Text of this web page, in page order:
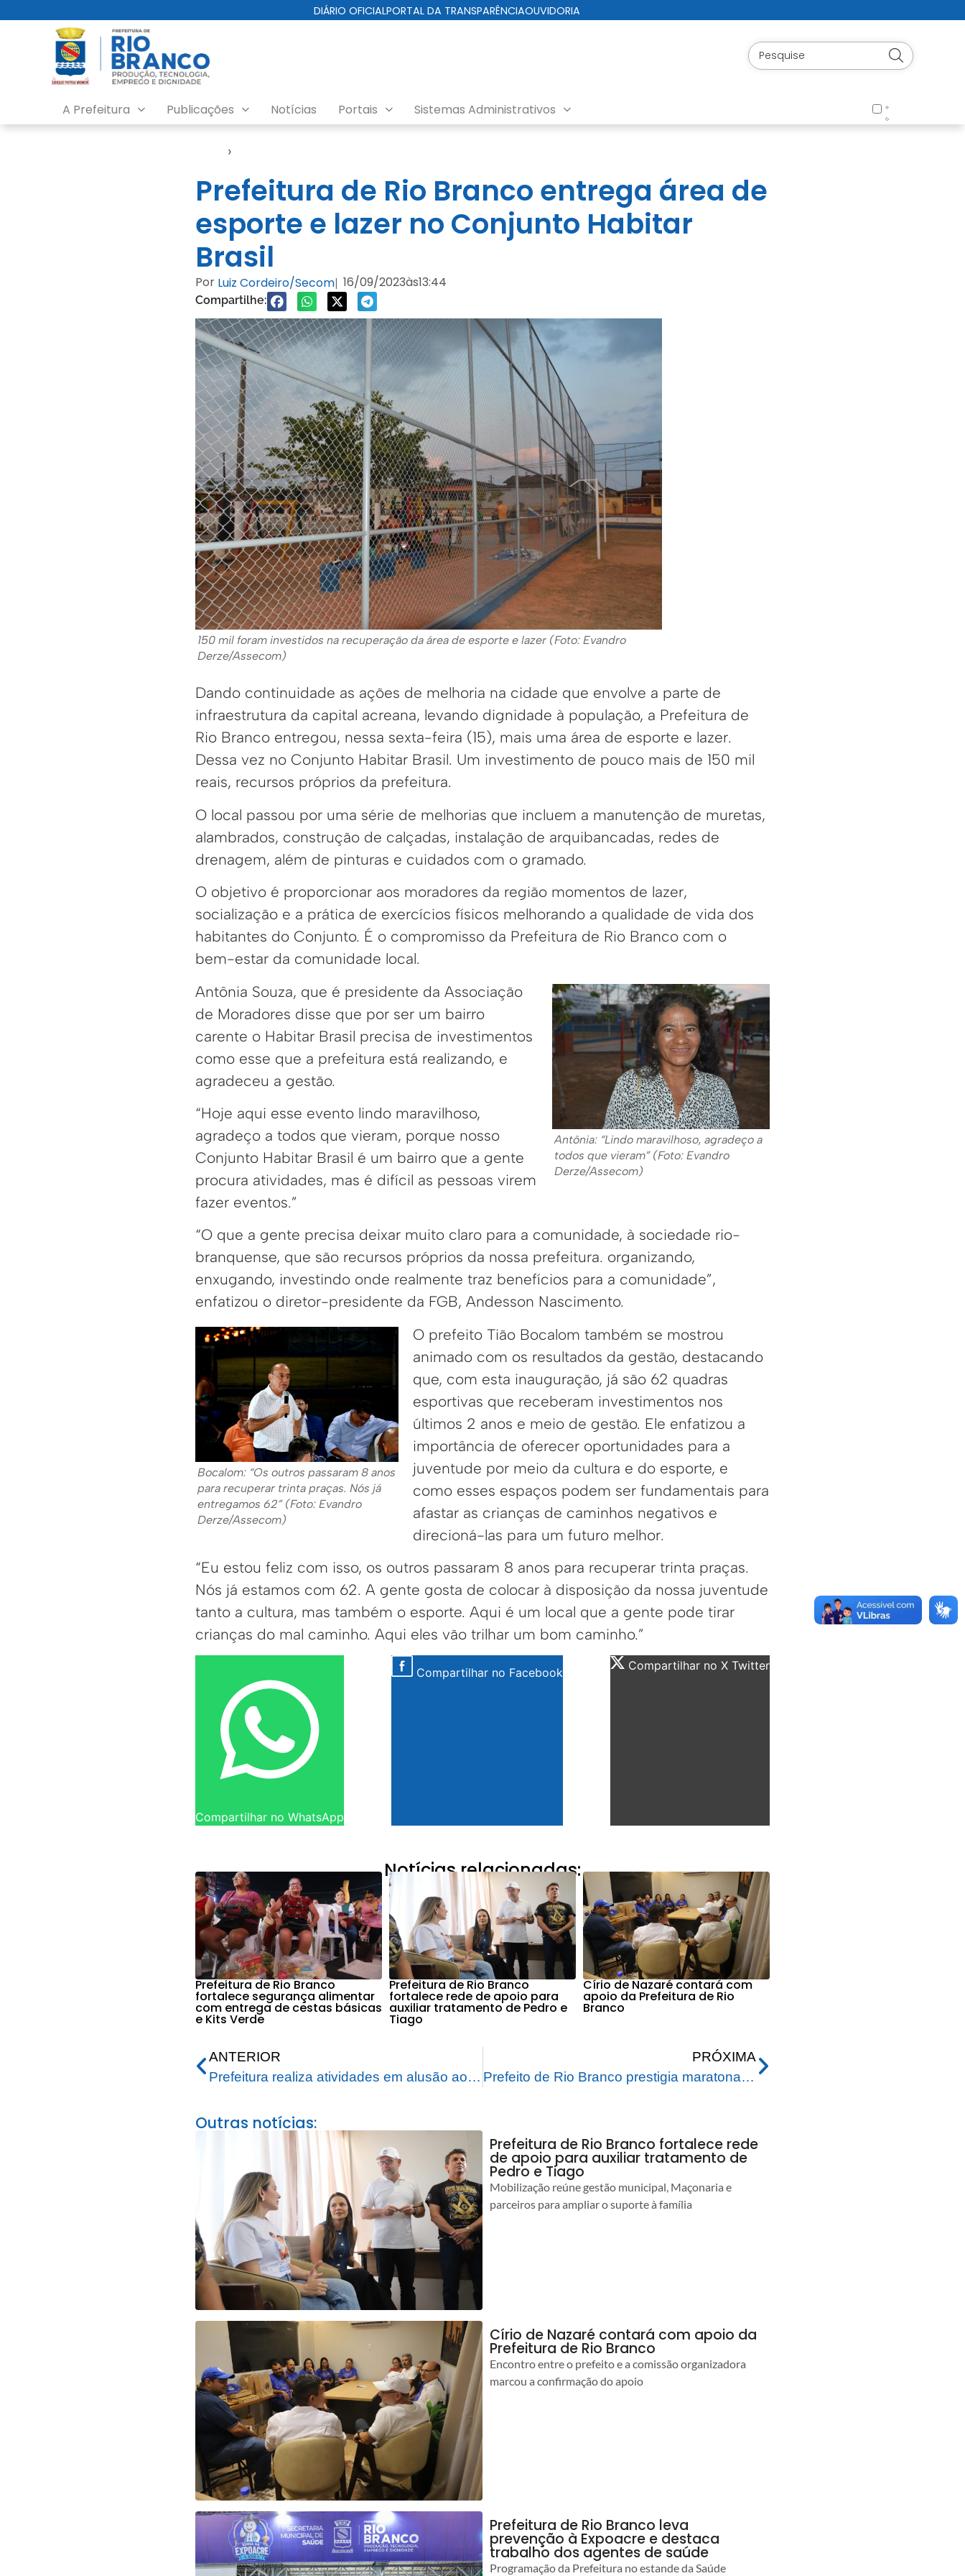
DIÁRIO OFICIALPORTAL DA TRANSPARÊNCIAOUVIDORIA
A Prefeitura Publicações Notícias Portais Sistemas Administrativos
›
Prefeitura de Rio Branco entrega área de
esporte e lazer no Conjunto Habitar
Brasil
Por Luiz Cordeiro/Secom| 16/09/2023às13:44
Compartilhe:
150 mil foram investidos na recuperação da área de esporte e lazer (Foto: Evandro
Derze/Assecom)
Dando continuidade as ações de melhoria na cidade que envolve a parte de
infraestrutura da capital acreana, levando dignidade à população, a Prefeitura de
Rio Branco entregou, nessa sexta-feira (15), mais uma área de esporte e lazer.
Dessa vez no Conjunto Habitar Brasil. Um investimento de pouco mais de 150 mil
reais, recursos próprios da prefeitura.
O local passou por uma série de melhorias que incluem a manutenção de muretas,
alambrados, construção de calçadas, instalação de arquibancadas, redes de
drenagem, além de pinturas e cuidados com o gramado.
O objetivo é proporcionar aos moradores da região momentos de lazer,
socialização e a prática de exercícios físicos melhorando a qualidade de vida dos
habitantes do Conjunto. É o compromisso da Prefeitura de Rio Branco com o
bem-estar da comunidade local.
Antônia: “Lindo maravilhoso, agradeço a
todos que vieram” (Foto: Evandro
Derze/Assecom)
Antônia Souza, que é presidente da Associação
de Moradores disse que por ser um bairro
carente o Habitar Brasil precisa de investimentos
como esse que a prefeitura está realizando, e
agradeceu a gestão.
“Hoje aqui esse evento lindo maravilhoso,
agradeço a todos que vieram, porque nosso
Conjunto Habitar Brasil é um bairro que a gente
procura atividades, mas é difícil as pessoas virem
fazer eventos.”
“O que a gente precisa deixar muito claro para a comunidade, à sociedade rio-
branquense, que são recursos próprios da nossa prefeitura. organizando,
enxugando, investindo onde realmente traz benefícios para a comunidade”,
enfatizou o diretor-presidente da FGB, Andesson Nascimento.
Bocalom: “Os outros passaram 8 anos
para recuperar trinta praças. Nós já
entregamos 62” (Foto: Evandro
Derze/Assecom)
O prefeito Tião Bocalom também se mostrou
animado com os resultados da gestão, destacando
que, com esta inauguração, já são 62 quadras
esportivas que receberam investimentos nos
últimos 2 anos e meio de gestão. Ele enfatizou a
importância de oferecer oportunidades para a
juventude por meio da cultura e do esporte, e
como esses espaços podem ser fundamentais para
afastar as crianças de caminhos negativos e
direcioná-las para um futuro melhor.
“Eu estou feliz com isso, os outros passaram 8 anos para recuperar trinta praças.
Nós já estamos com 62. A gente gosta de colocar à disposição da nossa juventude
tanto a cultura, mas também o esporte. Aqui é um local que a gente pode tirar
crianças do mal caminho. Aqui eles vão trilhar um bom caminho.”
Compartilhar no WhatsApp
Compartilhar no Facebook Compartilhar no X Twitter
Notícias relacionadas:
Prefeitura de Rio Branco
fortalece segurança alimentar
com entrega de cestas básicas
e Kits Verde
Prefeitura de Rio Branco
fortalece rede de apoio para
auxiliar tratamento de Pedro e
Tiago
Círio de Nazaré contará com
apoio da Prefeitura de Rio
Branco
ANTERIOR
Prefeitura realiza atividades em alusão ao “Setembro Amarelo” na Cidade do Povo
PRÓXIMA
Prefeito de Rio Branco prestigia maratona realizada em alusão aos 45 anos do Colégio Meta
Outras notícias:
Prefeitura de Rio Branco fortalece rede
de apoio para auxiliar tratamento de
Pedro e Tiago
Mobilização reúne gestão municipal, Maçonaria e
parceiros para ampliar o suporte à família
Círio de Nazaré contará com apoio da
Prefeitura de Rio Branco
Encontro entre o prefeito e a comissão organizadora
marcou a confirmação do apoio
Prefeitura de Rio Branco leva
prevenção à Expoacre e destaca
trabalho dos agentes de saúde
Programação da Prefeitura no estande da Saúde